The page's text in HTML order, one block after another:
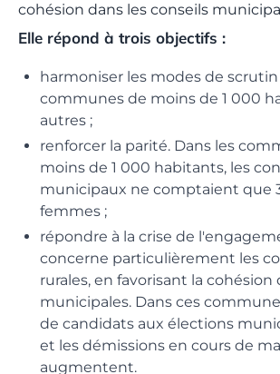
cohésion dans les conseils
Elle répond à trois objectifs :
harmoniser les modes de
communes de moins de 1 000
autres ;
renforcer la parité. Dans les
moins de 1 000 habitants, les
municipaux ne comptaient que
femmes ;
répondre à la crise de
concerne particulièrement les
rurales, en favorisant la cohésion
municipales. Dans ces
de candidats aux élections
et les démissions en cours de
augmentent.